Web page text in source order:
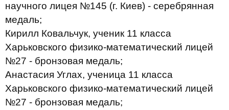
научного лицея №145 (г. Киев) - серебрянная
медаль;
Кирилл Ковальчук, ученик 11 класса
Харьковского физико-математический лицей
№27 - бронзовая медаль;
Анастасия Углах, ученица 11 класса
Харьковского физико-математический лицей
№27 - бронзовая медаль;